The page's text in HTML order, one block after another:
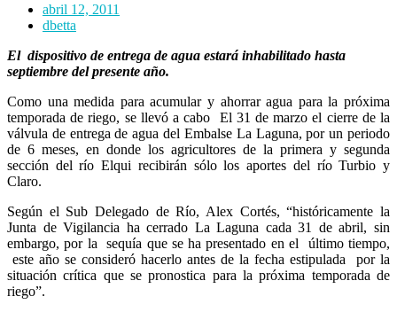
abril 12, 2011
dbetta
El dispositivo de entrega de agua estará inhabilitado hasta
septiembre del presente año.
Como una medida para acumular y ahorrar agua para la próxima
temporada de riego, se llevó a cabo El 31 de marzo el cierre de la
válvula de entrega de agua del Embalse La Laguna, por un periodo
de 6 meses, en donde los agricultores de la primera y segunda
sección del río Elqui recibirán sólo los aportes del río Turbio y
Claro.
Según el Sub Delegado de Río, Alex Cortés, “históricamente la
Junta de Vigilancia ha cerrado La Laguna cada 31 de abril, sin
embargo, por la sequía que se ha presentado en el último tiempo,
este año se consideró hacerlo antes de la fecha estipulada por la
situación crítica que se pronostica para la próxima temporada de
riego”.